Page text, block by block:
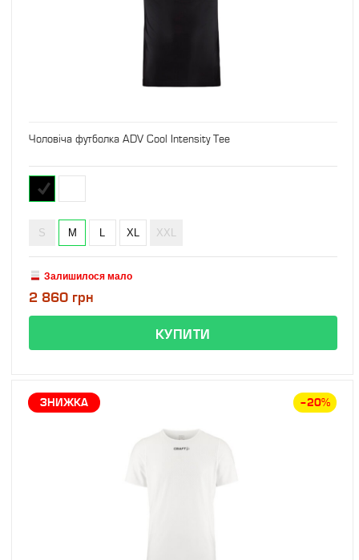
Чоловіча футболка ADV Cool Intensity Tee
S M XL XXL
Залишилося мало
2 860 грн
ЗНИЖКА –20%